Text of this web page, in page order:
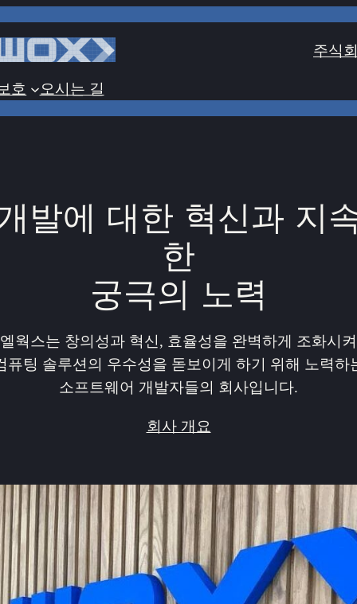
주식
호 오시는 길
발에 대한 혁신과 지
한
궁극의 노력
엘웍스는 창의성과 혁신, 효율성을 완벽하게 조화시켜
퓨팅 솔루션의 우수성을 돋보이게 하기 위해 노력하
소프트웨어 개발자들의 회사입니다.
회사 개요